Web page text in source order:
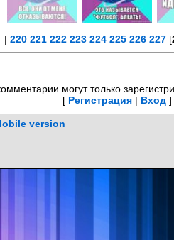
220 221 222 223 224 225 226 227[
могут только
[ Регистрация | Вход ]
version